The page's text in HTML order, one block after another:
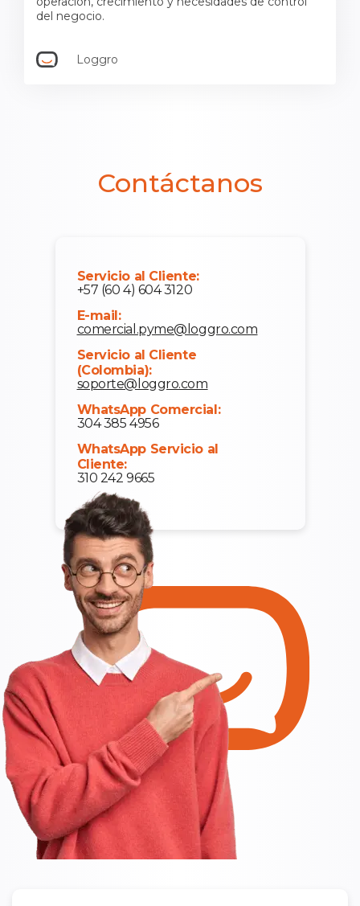
del negocio.
Loggro
Contáctanos
Servicio al Cliente:
+57 (60 4) 604 3120
E-mail:
comercial.pyme@loggro.com
Servicio al Cliente
(Colombia):
soporte@loggro.com
WhatsApp Comercial:
304 385 4956
WhatsApp Servicio al
Cliente:
310 242 9665